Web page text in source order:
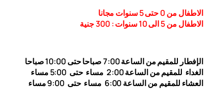
الاطفال من 0 حتى 5 سنوات مجانا
الاطفال من 5 الى 10 سنوات : 300
جنية
الإفطار للمقيم من الساعة 7:00 صباحا حتى 10:00
صباحا
الغداء للمقيم من الساعة 2:00 مساء حتى
5:00 مساء
العشاء للمقيم من الساعة 6:00 مساء حتى 9:00 مساء